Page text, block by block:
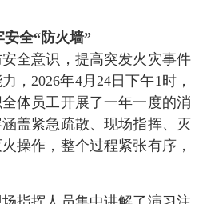
安全“防火墙”
全意识，提高突发火灾事件
，2026年4月24日下午1时，
体员工开展了一年一度的消
盖紧急疏散、现场指挥、灭
操作，整个过程紧张有序，